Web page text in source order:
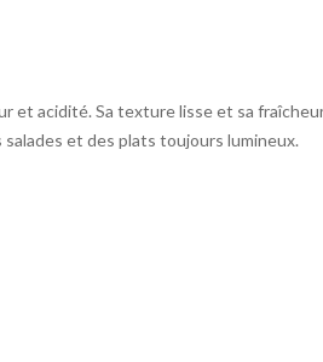
acidité. Sa texture lisse et sa
et des plats toujours lumineux.